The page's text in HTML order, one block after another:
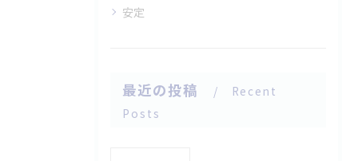
安定
最近の投稿
Recent
Posts